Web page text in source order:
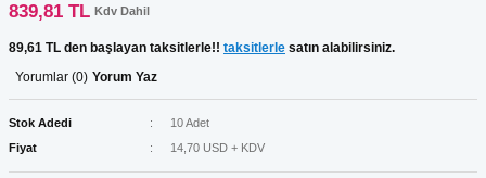
839,81 TL Kdv Dahil
89,61 TL den başlayan taksitlerle!! taksitlerle satın alabilirsiniz.
Yorumlar (0) Yorum Yaz
Stok Adedi
10 Adet
Fiyat
14,70 USD + KDV